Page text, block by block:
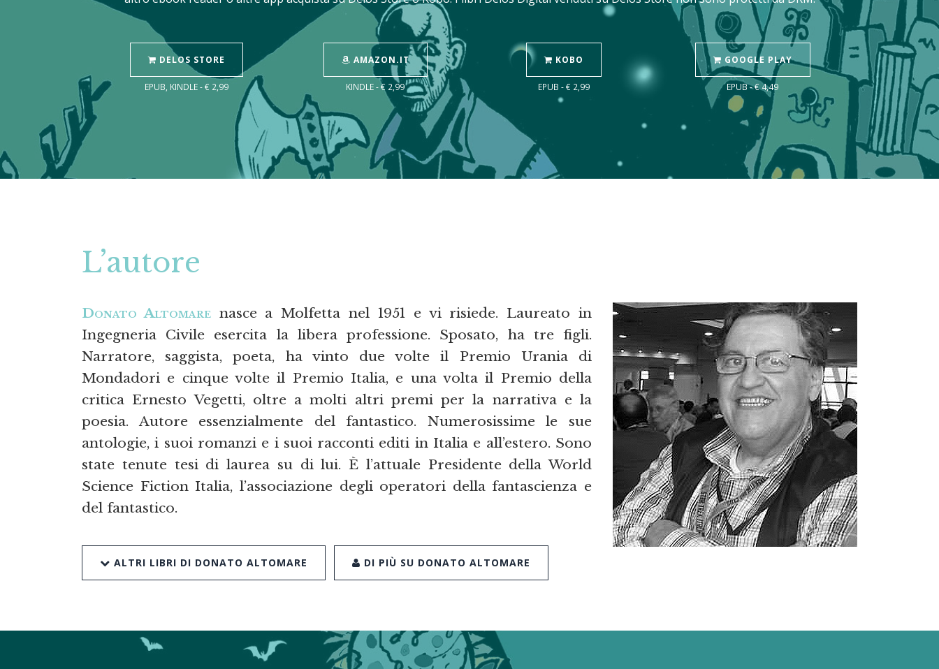
DELOS STORE
EPUB, KINDLE - € 2,99
AMAZON.IT
KINDLE - € 2,99
KOBO
EPUB - € 2,99
GOOGLE PLAY
EPUB - € 4,49
L’autore
Donato Altomarenasce a Molfetta nel 1951 e vi risiede. Laureato in
Ingegneria Civile esercita la libera professione. Sposato, ha tre figli.
Narratore, saggista, poeta, ha vinto due volte il Premio Urania di
Mondadori e cinque volte il Premio Italia, e una volta il Premio della
critica Ernesto Vegetti, oltre a molti altri premi per la narrativa e la
poesia. Autore essenzialmente del fantastico. Numerosissime le sue
antologie, i suoi romanzi e i suoi racconti editi in Italia e all’estero. Sono
state tenute tesi di laurea su di lui. È l’attuale Presidente della World
Science Fiction Italia, l’associazione degli operatori della fantascienza e
del fantastico.
ALTRI LIBRI DI DONATO ALTOMARE DI PIÙ SU DONATO ALTOMARE